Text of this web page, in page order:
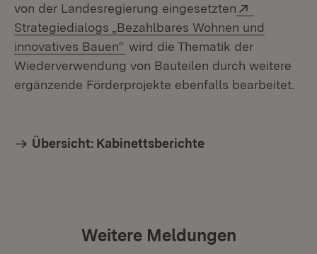
von der Landesregierung eingesetzten
Strategiedialogs „Bezahlbares Wohnen und
innovatives Bauen“ (Öffnet in neuem Fenster)
wird die Thematik der
Wiederverwendung von Bauteilen durch weitere
ergänzende Förderprojekte ebenfalls bearbeitet.
Übersicht: Kabinettsberichte
Weitere Meldungen